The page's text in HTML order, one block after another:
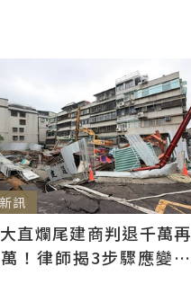
訊
直爛尾建商判退千萬再
！律師揭3步驟應變：